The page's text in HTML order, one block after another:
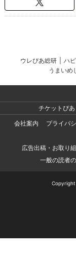
ウレぴあ総研 ハ
うまいめ
チケットぴあ
会社案内
プライバ
広告出稿・お取り
一般の読者
Copyright